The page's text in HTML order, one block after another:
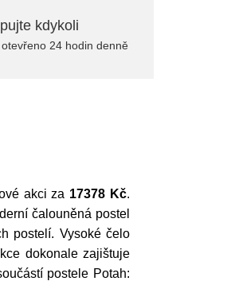
kdykoli
24 hodin denně
akci za 17378 Kč.
čalouněná postel
postelí. Vysoké čelo
dokonale zajištuje
postele Potah: